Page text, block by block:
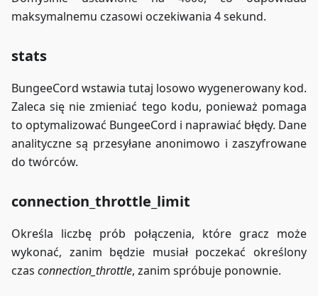
maksymalnemu czasowi oczekiwania 4 sekund.
stats
BungeeCord wstawia tutaj losowo wygenerowany kod.
Zaleca się nie zmieniać tego kodu, ponieważ pomaga
to optymalizować BungeeCord i naprawiać błędy. Dane
analityczne są przesyłane anonimowo i zaszyfrowane
do twórców.
connection_throttle_limit
Określa liczbę prób połączenia, które gracz może
wykonać, zanim będzie musiał poczekać określony
czas connection_throttle, zanim spróbuje ponownie.